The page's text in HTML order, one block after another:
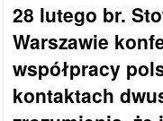
28 lutego br.
Warszawie
współpracy
kontaktach